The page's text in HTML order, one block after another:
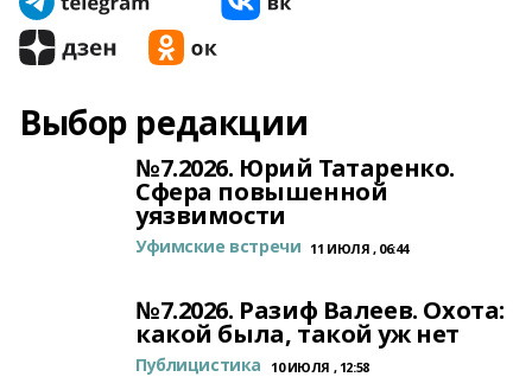
Выбор редакции
№7.2026. Юрий Татаренко.
Сфера повышенной
уязвимости
Уфимские встречи 11 ИЮЛЯ , 06:44
№7.2026. Разиф Валеев. Охота:
какой была, такой уж нет
Публицистика 10 ИЮЛЯ , 12:58